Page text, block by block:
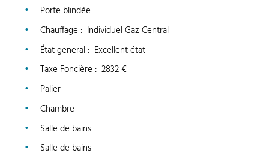
Porte blindée
Chauffage : Individuel Gaz Central
État general: Excellent état
Taxe Foncière : 2832 €
Palier
Chambre
Salle de bains
Salle de bains